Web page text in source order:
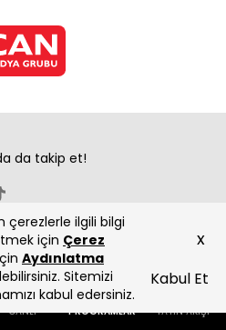
CANLI PROGRAMLAR YAYIN AKIŞI
çerezlerle ilgili bilgi
için Çerez
Aydınlatma
Sitemizi
kabul edersiniz.
Kabul Et
x
da takip et!
Yayıncılık A.Ş.